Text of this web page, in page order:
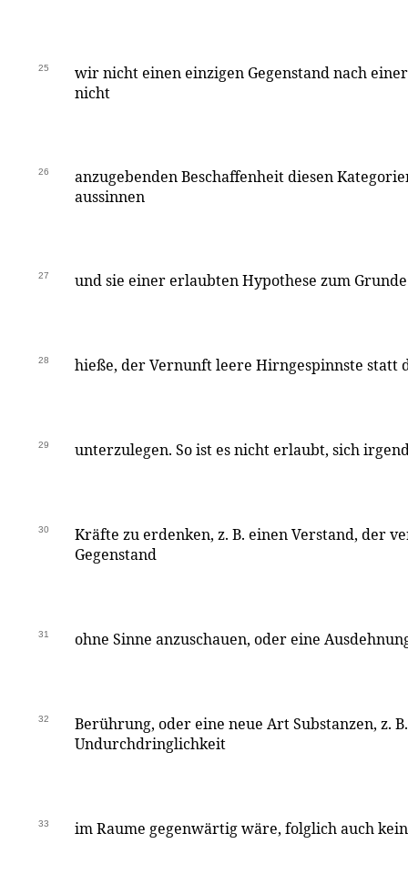
25
wir nicht einen einzigen Gegenstand nach
nicht
26
anzugebenden Beschaffenheit diesen
aussinnen
27 und sie einer erlaubten Hypothese zum
28 hieße, der Vernunft leere Hirngespinnste statt
29 unterzulegen. So ist es nicht erlaubt, sich
30
Kräfte zu erdenken, z. B. einen Verstand, der
Gegenstand
31 ohne Sinne anzuschauen, oder eine
32
Berührung, oder eine neue Art Substanzen, z.
Undurchdringlichkeit
33 im Raume gegenwärtig wäre, folglich auch